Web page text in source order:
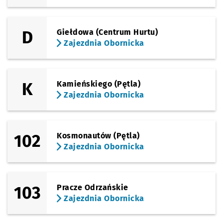
Kromera (Czajkowskiego)
Syrokomli NŻPrzystanek na życzenie
Pola
Broniewskiego
Bałtycka Sprawdź
Bałtycka
D
Giełdowa (Centrum Hurtu)
Zajezdnia Obornicka
K
Kamieńskiego (Pętla)
Zajezdnia Obornicka
102
Kosmonautów (Pętla)
Zajezdnia Obornicka
103
Pracze Odrzańskie
Zajezdnia Obornicka